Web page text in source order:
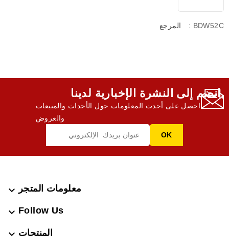
المرجع : BDW52C
انضم إلى النشرة الإخبارية لدينا,
احصل على أحدث المعلومات حول الأحداث والمبيعات
والعروض
معلومات المتجر 
Follow Us

المنتجات